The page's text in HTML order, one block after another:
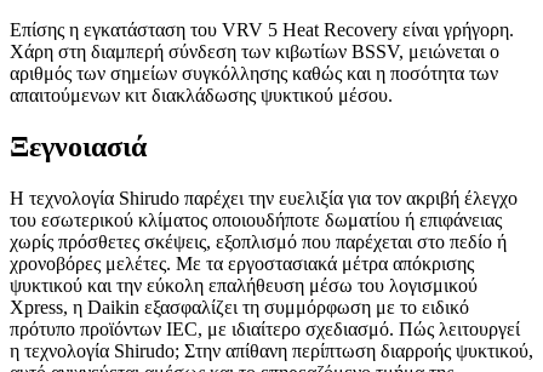
Επίσης η εγκατάσταση του VRV 5 Heat Recovery είναι γρήγορη.
Χάρη στη διαμπερή σύνδεση των κιβωτίων BSSV, μειώνεται ο
αριθμός των σημείων συγκόλλησης καθώς και η ποσότητα των
απαιτούμενων κιτ διακλάδωσης ψυκτικού μέσου.
Ξεγνοιασιά
Η τεχνολογία Shirudo παρέχει την ευελιξία για τον ακριβή έλεγχο
του εσωτερικού κλίματος οποιουδήποτε δωματίου ή επιφάνειας
χωρίς πρόσθετες σκέψεις, εξοπλισμό που παρέχεται στο πεδίο ή
χρονοβόρες μελέτες. Με τα εργοστασιακά μέτρα απόκρισης
ψυκτικού και την εύκολη επαλήθευση μέσω του λογισμικού
Xpress, η Daikin εξασφαλίζει τη συμμόρφωση με το ειδικό
πρότυπο προϊόντων IEC, με ιδιαίτερο σχεδιασμό. Πώς λειτουργεί
η τεχνολογία Shirudo; Στην απίθανη περίπτωση διαρροής ψυκτικού,